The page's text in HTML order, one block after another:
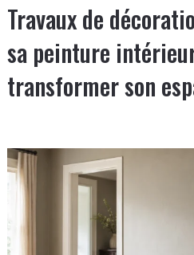
Travaux de
sa peinture
transformer son